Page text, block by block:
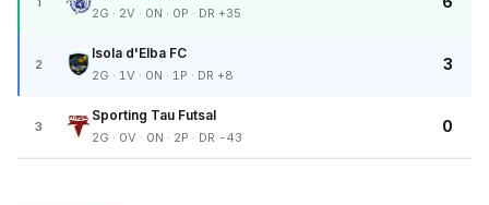
2G · 2V · 0N · 0P · DR +35
2
Isola d'Elba FC
2G · 1V · 0N · 1P · DR +8
3
3
Sporting Tau Futsal
2G · 0V · 0N · 2P · DR -43
0